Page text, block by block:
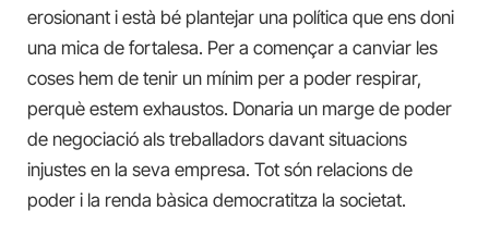
erosionant i està bé plantejar una política que ens doni
una mica de fortalesa. Per a començar a canviar les
coses hem de tenir un mínim per a poder respirar,
perquè estem exhaustos. Donaria un marge de poder
de negociació als treballadors davant situacions
injustes en la seva empresa. Tot són relacions de
poder i la renda bàsica democratitza la societat.